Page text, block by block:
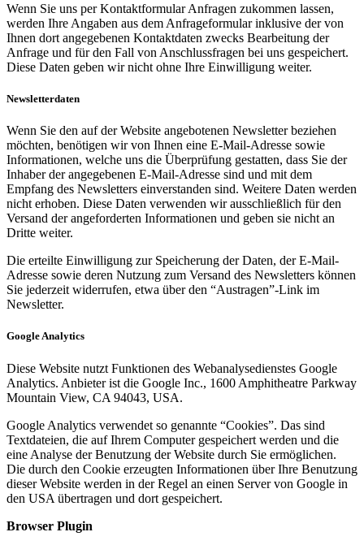
Wenn Sie uns per Kontaktformular Anfragen zukommen lassen,
werden Ihre Angaben aus dem Anfrageformular inklusive der von
Ihnen dort angegebenen Kontaktdaten zwecks Bearbeitung der
Anfrage und für den Fall von Anschlussfragen bei uns gespeichert.
Diese Daten geben wir nicht ohne Ihre Einwilligung weiter.
Newsletterdaten
Wenn Sie den auf der Website angebotenen Newsletter beziehen
möchten, benötigen wir von Ihnen eine E-Mail-Adresse sowie
Informationen, welche uns die Überprüfung gestatten, dass Sie der
Inhaber der angegebenen E-Mail-Adresse sind und mit dem
Empfang des Newsletters einverstanden sind. Weitere Daten werden
nicht erhoben. Diese Daten verwenden wir ausschließlich für den
Versand der angeforderten Informationen und geben sie nicht an
Dritte weiter.
Die erteilte Einwilligung zur Speicherung der Daten, der E-Mail-
Adresse sowie deren Nutzung zum Versand des Newsletters können
Sie jederzeit widerrufen, etwa über den “Austragen”-Link im
Newsletter.
Google Analytics
Diese Website nutzt Funktionen des Webanalysedienstes Google
Analytics. Anbieter ist die Google Inc., 1600 Amphitheatre Parkway
Mountain View, CA 94043, USA.
Google Analytics verwendet so genannte “Cookies”. Das sind
Textdateien, die auf Ihrem Computer gespeichert werden und die
eine Analyse der Benutzung der Website durch Sie ermöglichen.
Die durch den Cookie erzeugten Informationen über Ihre Benutzung
dieser Website werden in der Regel an einen Server von Google in
den USA übertragen und dort gespeichert.
Browser Plugin